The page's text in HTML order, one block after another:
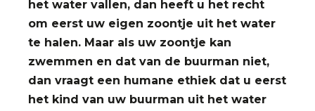
het water vallen, dan heeft u het recht
om eerst uw eigen zoontje uit het water
te halen. Maar als uw zoontje kan
zwemmen en dat van de buurman niet,
dan vraagt een humane ethiek dat u eerst
het kind van uw buurman uit het water